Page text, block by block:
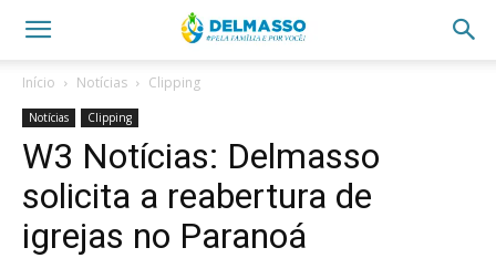
Início Notícias Clipping
Notícias Clipping
W3 Notícias: Delmasso
solicita a reabertura de
igrejas no Paranoá